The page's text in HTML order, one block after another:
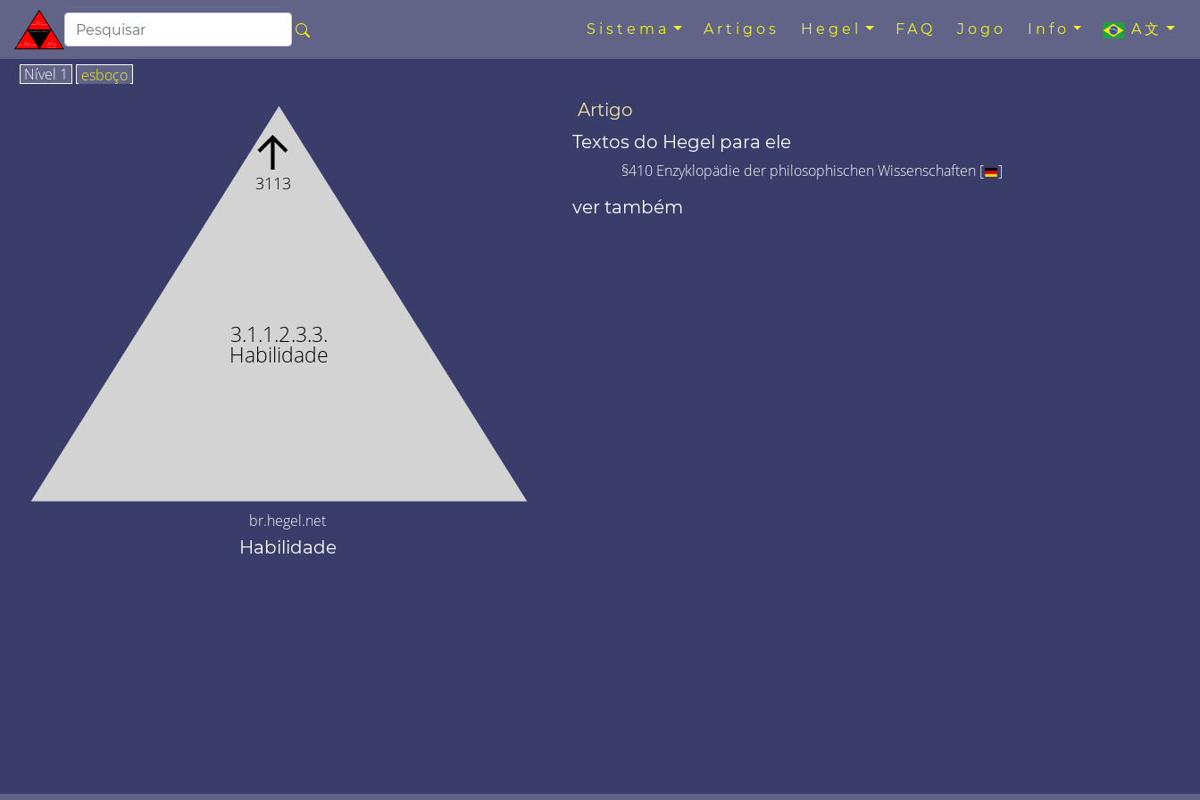
Sistema Artigos Hegel FAQ Jogo Info A文
Nível 1 esboço
3.1.1.2.3.3.
Habilidade
↑
3113
br.hegel.net
Habilidade
Artigo
Textos do Hegel para ele
§410 Enzyklopädie der philosophischen Wissenschaften [ ]
ver também